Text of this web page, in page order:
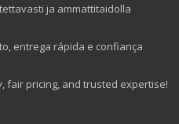
ja ammattitaidolla
entrega rápida e confiança
fair pricing, and trusted expertise!